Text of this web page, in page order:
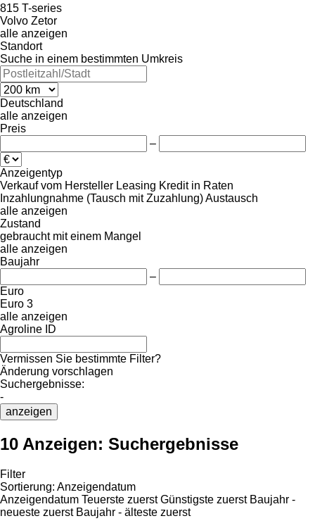
815 T-series
Volvo Zetor
alle anzeigen
Standort
Suche in einem bestimmten Umkreis
Deutschland
alle anzeigen
Preis
–
Anzeigentyp
Verkauf vom Hersteller Leasing Kredit in Raten
Inzahlungnahme (Tausch mit Zuzahlung)Austausch
alle anzeigen
Zustand
gebraucht mit einem Mangel
alle anzeigen
Baujahr
–
Euro
Euro 3
alle anzeigen
Agroline ID
Vermissen Sie bestimmte Filter?
Änderung vorschlagen
Suchergebnisse:
-
anzeigen
10 Anzeigen: Suchergebnisse
Filter
Sortierung: Anzeigendatum
Anzeigendatum Teuerste zuerst Günstigste zuerst Baujahr -
neueste zuerst Baujahr - älteste zuerst